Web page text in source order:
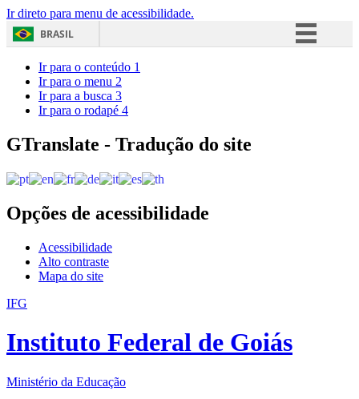
Ir direto para menu de acessibilidade.
BRASIL
Acesso à informação
Ir para o conteúdo 1
Ir para o menu 2
Ir para a busca 3
Ir para o rodapé 4
GTranslate - Tradução do site
Opções de acessibilidade
Acessibilidade
Alto contraste
Mapa do site
IFG
Instituto Federal de Goiás
Ministério da Educação